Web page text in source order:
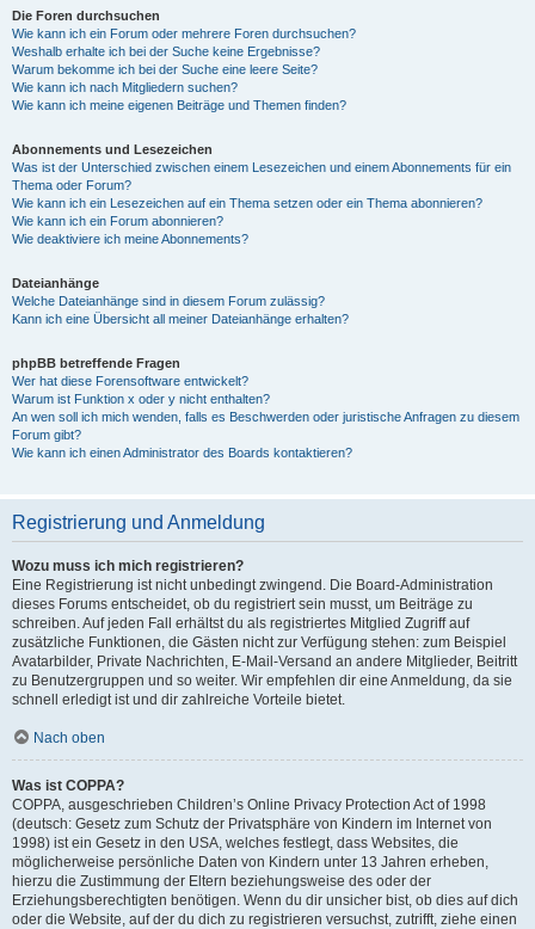
Die Foren durchsuchen
Wie kann ich ein Forum oder mehrere Foren durchsuchen?
Weshalb erhalte ich bei der Suche keine Ergebnisse?
Warum bekomme ich bei der Suche eine leere Seite?
Wie kann ich nach Mitgliedern suchen?
Wie kann ich meine eigenen Beiträge und Themen finden?
Abonnements und Lesezeichen
Was ist der Unterschied zwischen einem Lesezeichen und einem Abonnements für ein
Thema oder Forum?
Wie kann ich ein Lesezeichen auf ein Thema setzen oder ein Thema abonnieren?
Wie kann ich ein Forum abonnieren?
Wie deaktiviere ich meine Abonnements?
Dateianhänge
Welche Dateianhänge sind in diesem Forum zulässig?
Kann ich eine Übersicht all meiner Dateianhänge erhalten?
phpBB betreffende Fragen
Wer hat diese Forensoftware entwickelt?
Warum ist Funktion x oder y nicht enthalten?
An wen soll ich mich wenden, falls es Beschwerden oder juristische Anfragen zu diesem
Forum gibt?
Wie kann ich einen Administrator des Boards kontaktieren?
Registrierung und Anmeldung
Wozu muss ich mich registrieren?
Eine Registrierung ist nicht unbedingt zwingend. Die Board-Administration
dieses Forums entscheidet, ob du registriert sein musst, um Beiträge zu
schreiben. Auf jeden Fall erhältst du als registriertes Mitglied Zugriff auf
zusätzliche Funktionen, die Gästen nicht zur Verfügung stehen: zum Beispiel
Avatarbilder, Private Nachrichten, E-Mail-Versand an andere Mitglieder, Beitritt
zu Benutzergruppen und so weiter. Wir empfehlen dir eine Anmeldung, da sie
schnell erledigt ist und dir zahlreiche Vorteile bietet.
Nach oben
Was ist COPPA?
COPPA, ausgeschrieben Children’s Online Privacy Protection Act of 1998
(deutsch: Gesetz zum Schutz der Privatsphäre von Kindern im Internet von
1998) ist ein Gesetz in den USA, welches festlegt, dass Websites, die
möglicherweise persönliche Daten von Kindern unter 13 Jahren erheben,
hierzu die Zustimmung der Eltern beziehungsweise des oder der
Erziehungsberechtigten benötigen. Wenn du dir unsicher bist, ob dies auf dich
oder die Website, auf der du dich zu registrieren versuchst, zutrifft, ziehe einen